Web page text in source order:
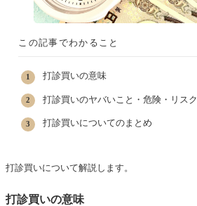
この記事でわかること
打診買いの意味
打診買いのヤバいこと・危険・リスク
打診買いについてのまとめ
打診買いについて解説します。
打診買いの意味